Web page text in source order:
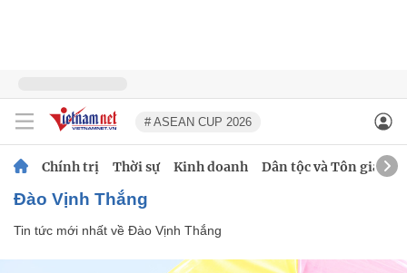
# ASEAN CUP 2026
Chính trị Thời sự Kinh doanh Dân tộc và Tôn giáo
Đào Vịnh Thắng
Tin tức mới nhất về Đào Vịnh Thắng